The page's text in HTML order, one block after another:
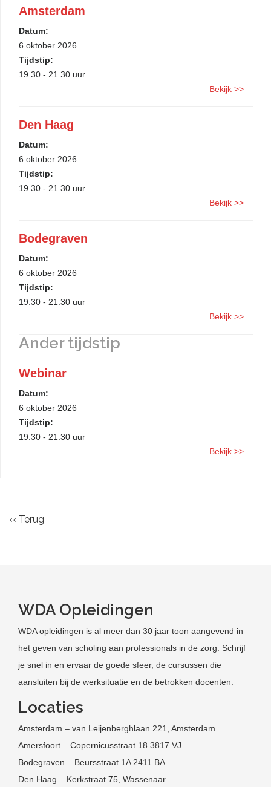
Amsterdam
Datum:
6 oktober 2026
Tijdstip:
19.30 - 21.30 uur
Bekijk >>
Den Haag
Datum:
6 oktober 2026
Tijdstip:
19.30 - 21.30 uur
Bekijk >>
Bodegraven
Datum:
6 oktober 2026
Tijdstip:
19.30 - 21.30 uur
Bekijk >>
Ander tijdstip
Webinar
Datum:
6 oktober 2026
Tijdstip:
19.30 - 21.30 uur
Bekijk >>
‹‹ Terug
WDA Opleidingen
WDA opleidingen is al meer dan 30 jaar toon aangevend in
het geven van scholing aan professionals in de zorg. Schrijf
je snel in en ervaar de goede sfeer, de cursussen die
aansluiten bij de werksituatie en de betrokken docenten.
Locaties
Amsterdam – van Leijenberghlaan 221, Amsterdam
Amersfoort – Copernicusstraat 18 3817 VJ
Bodegraven – Beursstraat 1A 2411 BA
Den Haag – Kerkstraat 75, Wassenaar